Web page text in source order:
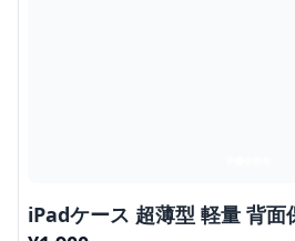
iPadケース 超薄型 軽量 背面